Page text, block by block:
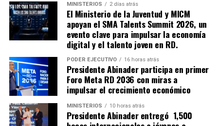
MINISTERIOS 2 días atrás
El Ministerio de la Juventud y MICM
apoyan el SMA Talents Summit 2026, un
evento clave para impulsar la economía
digital y el talento joven en RD.
PODER EJECUTIVO 16 horas atrás
Presidente Abinader participa en primer
Foro Meta RD 2036 con miras a
impulsar el crecimiento económico
MINISTERIOS 10 horas atrás
Presidente Abinader entregó 1,500